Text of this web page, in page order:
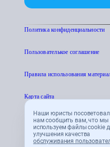
Наши юристы
нам сообщить вам, что мы
используем файлы cookie
улучшения качества
обслуживания
Политика конфиденциальности
Пользователькое соглашение
Правила использования
Карта сайта
© 1995 - 2026 «ЦЕНТР
CENTRATTEK.RU